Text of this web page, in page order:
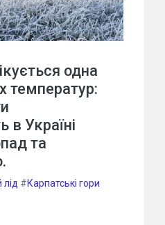
одна
температур:
в Україні
та
#Карпатські гори